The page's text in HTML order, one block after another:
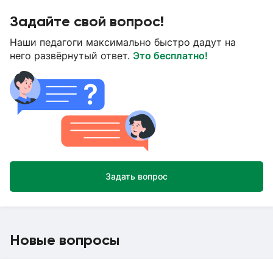
Задайте свой вопрос!
Наши педагоги максимально быстро дадут на
него развёрнутый ответ. Это бесплатно!
Задать вопрос
Новые вопросы